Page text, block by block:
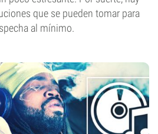
que se pueden tomar para
al mínimo.